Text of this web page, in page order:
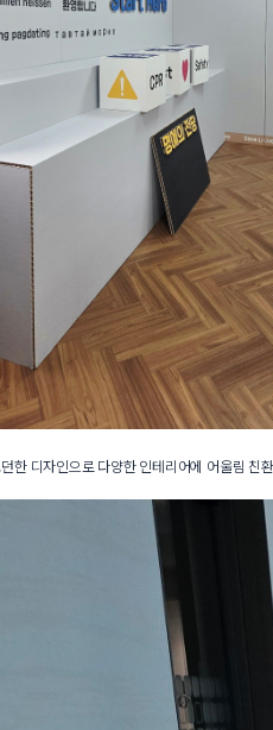
한 디자인으로 다양한 인테리어에 어울림 친